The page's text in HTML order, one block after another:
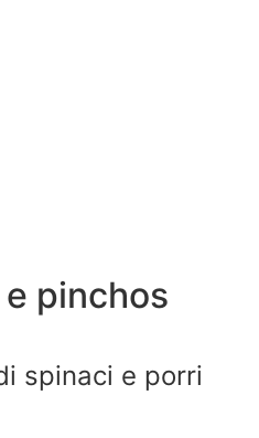
pinchos
spinaci e porri